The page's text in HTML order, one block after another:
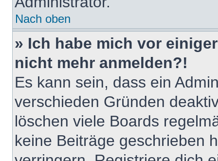
Nach oben
» Ich habe mich vor
nicht mehr anmelden?!
Es kann sein, dass ein
verschieden Gründen
löschen viele Boards
keine Beiträge geschrieben